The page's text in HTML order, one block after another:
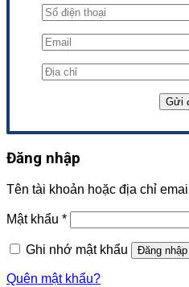
Đăng nhập
Tên tài khoản hoặc địa chỉ email
Mật khẩu *
Ghi nhớ mật khẩu Đăng nhập
Quên mật khẩu?